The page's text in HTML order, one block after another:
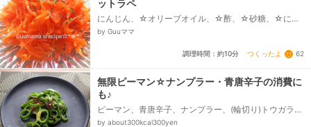
ットラペ
にんじん、☆オリーブオイル、☆酢、☆砂糖、☆にん
にくチューブ、☆塩、☆黒こしょう、パセリ
by Guuママ
調理時間：約10分 つくったよ 62
無限ピーマン☆ナンプラー・青唐辛子の消費に
も♪
ピーマン、青唐辛子、ナンプラー、(輪切り)トウガラ
シ、調理用油
by about300kcal300yen